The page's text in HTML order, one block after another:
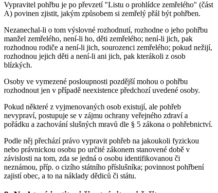
Vypravitel pohřbu je po převzetí "Listu o prohlídce zemřelého" (část
A) povinen zjistit, jakým způsobem si zemřelý přál být pohřben.
Nezanechal-li o tom výslovné rozhodnutí, rozhodne o jeho pohřbu
manžel zemřelého, není-li ho, děti zemřelého; není-li jich, pak
rozhodnou rodiče a není-li jich, sourozenci zemřelého; pokud nežijí,
rozhodnou jejich děti a není-li ani jich, pak kterákoli z osob
blízkých.
Osoby ve vymezené posloupnosti pozdější mohou o pohřbu
rozhodnout jen v případě neexistence předchozí uvedené osoby.
Pokud některé z vyjmenovaných osob existují, ale pohřeb
nevypraví, postupuje se v zájmu ochrany veřejného zdraví a
pořádku a zachování slušných mravů dle § 5 zákona o pohřebnictví.
Podle něj přechází právo vypravit pohřeb na jakoukoli fyzickou
nebo právnickou osobu po určité zákonem stanovené době v
závislosti na tom, zda se jedná o osobu identifikovanou či
neznámou, příp. o cizího státního příslušníka; povinnost pohřbení
zajistí obec, a to na náklady dědiců či státu.